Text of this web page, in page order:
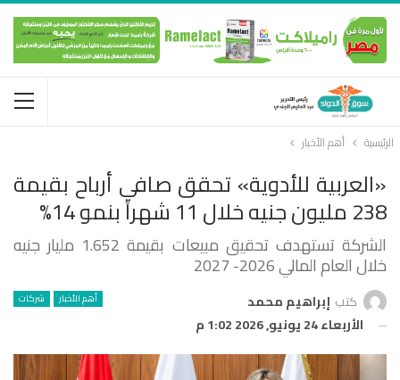
الرئيسية أهم الأخبار
«العربية للأدوية» تحقق صافي أرباح بقيمة
238 مليون جنيه خلال 11 شهراً بنمو 14%
الشركة تستهدف تحقيق مبيعات بقيمة 1.652 مليار جنيه
خلال العام المالي 2026- 2027
أهم الأخبار شركات كتب إبراهيم محمد
الأربعاء 24 يونيو, 2026 1:02 م